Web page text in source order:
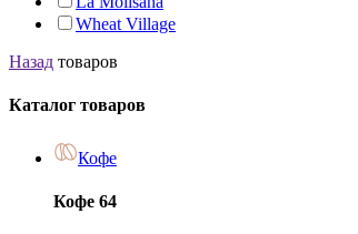
Wheat Village
Назад товаров
Каталог товаров
Кофе
Кофе 64